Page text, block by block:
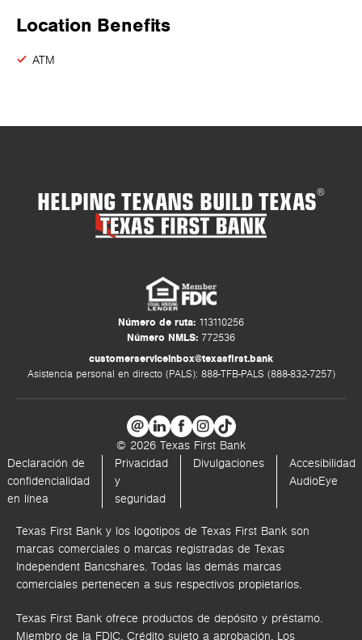
Location Benefits
ATM
HELPING TEXANS BUILD TEXAS®
Número de ruta: 113110256
Número NMLS: 772536
customerserviceinbox@texasfirst.bank
Asistencia personal en directo (PALS): 888-TFB-PALS (888-832-7257)
© 2026 Texas First Bank
Declaración de
confidencialidad
en línea
Privacidad
y
seguridad
Divulgaciones
Accesibilidad
AudioEye
Texas First Bank y los logotipos de Texas First Bank son
marcas comerciales o marcas registradas de Texas
Independent Bancshares. Todas las demás marcas
comerciales pertenecen a sus respectivos propietarios.
Texas First Bank ofrece productos de depósito y préstamo.
Miembro de la FDIC. Crédito sujeto a aprobación. Los